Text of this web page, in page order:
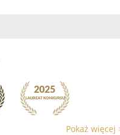
Pokaż więcej